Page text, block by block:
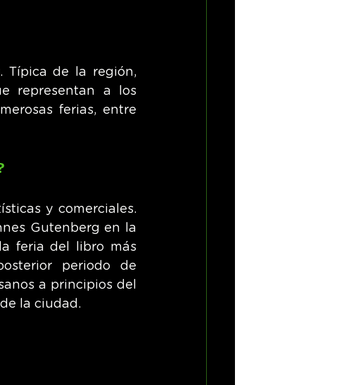
Típica de la región,
representan a los
ferias, entre
y comerciales.
Gutenberg en la
feria del libro más
periodo de
a principios del
la ciudad.